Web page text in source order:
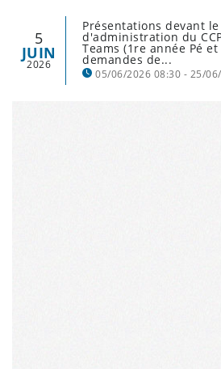
5
JUIN
2026
Présentations devant
d'administration du
Teams (1re année Pé et
demandes de...
05/06/2026 08:30 - 25/